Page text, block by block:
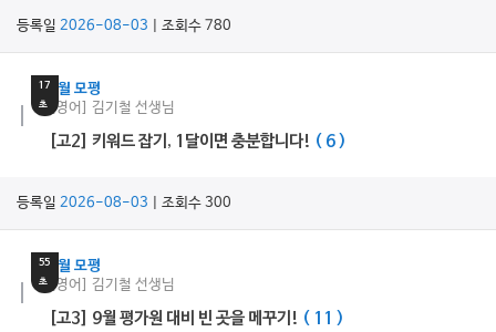
등록일 2026-08-03 | 조회수 780
17
초
9월 모평
[영어] 김기철 선생님
[고2] 키워드 잡기, 1달이면 충분합니다! ( 6 )
등록일 2026-08-03 | 조회수 300
55
초
9월 모평
[영어] 김기철 선생님
[고3] 9월 평가원 대비 빈 곳을 메꾸기! ( 11 )